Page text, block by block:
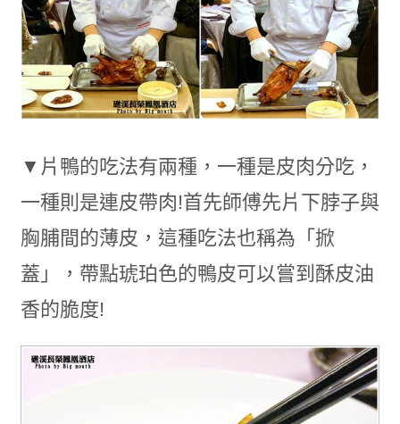
▼片鴨的吃法有兩種，一種是皮肉分吃，
一種則是連皮帶肉!首先師傅先片下脖子與
胸脯間的薄皮，這種吃法也稱為「掀
蓋」，帶點琥珀色的鴨皮可以嘗到酥皮油
香的脆度!